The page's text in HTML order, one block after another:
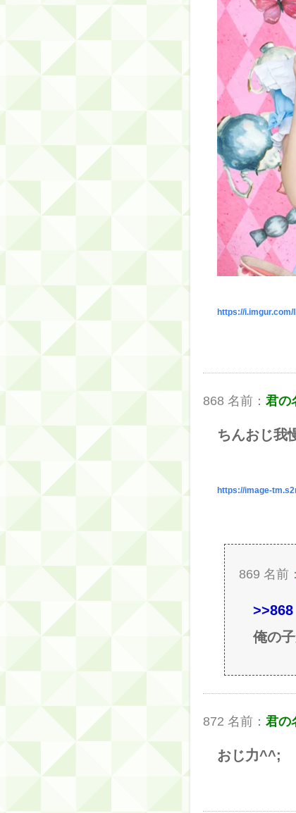
https://i.imgur.com/
868 名前： 君の
ちんおじ我
https://image-
869 名前：
>>868
俺の
872 名前： 君の
おじ力^^;